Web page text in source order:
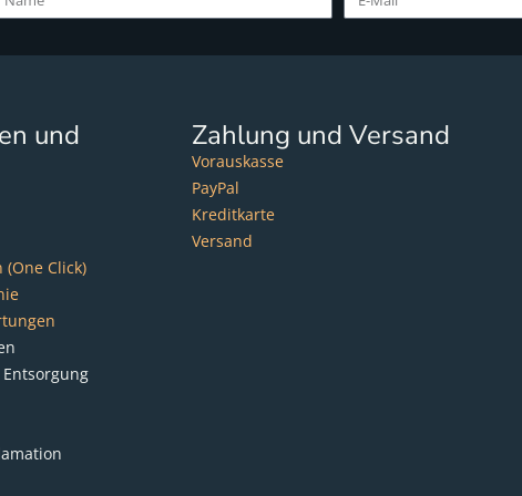
und
Click)
Zahlung und Versand
Vorauskasse
PayPal
Kreditkarte
Versand